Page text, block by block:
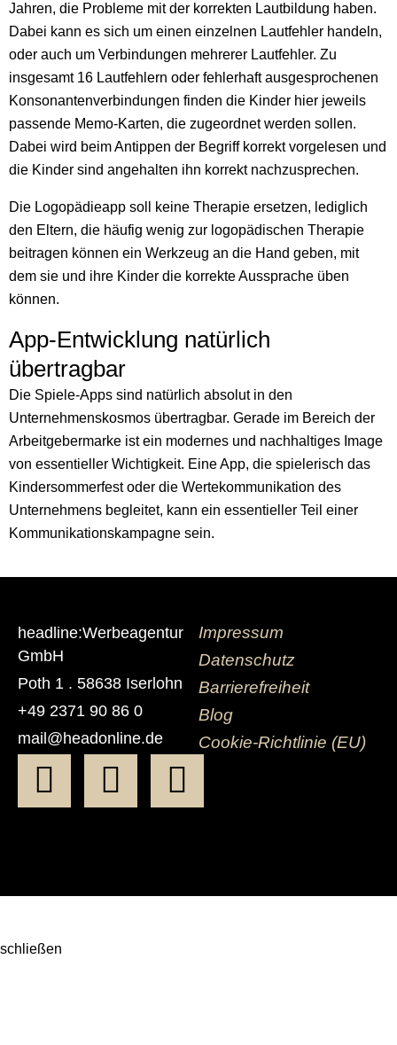
Jahren, die Probleme mit der korrekten Lautbildung haben.
Dabei kann es sich um einen einzelnen Lautfehler handeln,
oder auch um Verbindungen mehrerer Lautfehler. Zu
insgesamt 16 Lautfehlern oder fehlerhaft ausgesprochenen
Konsonantenverbindungen finden die Kinder hier jeweils
passende Memo-Karten, die zugeordnet werden sollen.
Dabei wird beim Antippen der Begriff korrekt vorgelesen und
die Kinder sind angehalten ihn korrekt nachzusprechen.
Die Logopädieapp soll keine Therapie ersetzen, lediglich
den Eltern, die häufig wenig zur logopädischen Therapie
beitragen können ein Werkzeug an die Hand geben, mit
dem sie und ihre Kinder die korrekte Aussprache üben
können.
App-Entwicklung natürlich
übertragbar
Die Spiele-Apps sind natürlich absolut in den
Unternehmenskosmos übertragbar. Gerade im Bereich der
Arbeitgebermarke ist ein modernes und nachhaltiges Image
von essentieller Wichtigkeit. Eine App, die spielerisch das
Kindersommerfest oder die Wertekommunikation des
Unternehmens begleitet, kann ein essentieller Teil einer
Kommunikationskampagne sein.
headline:Werbeagentur
GmbH
Poth 1 . 58638 Iserlohn
+49 2371 90 86 0
mail@headonline.de
Impressum
Datenschutz
Barrierefreiheit
Blog
Cookie-Richtlinie (EU)
Facebook-
f
Instagram
Linkedin-
in
schließen